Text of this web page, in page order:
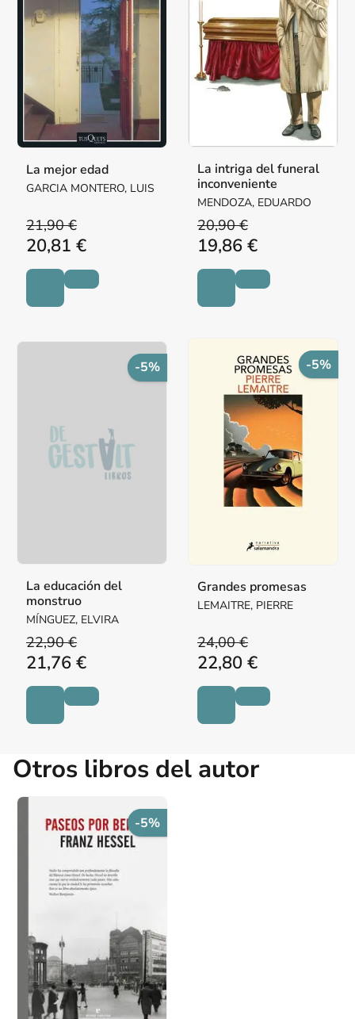
La mejor edad
GARCIA MONTERO, LUIS
21,90 €
20,81 €
La intriga del funeral
inconveniente
MENDOZA, EDUARDO
20,90 €
19,86 €
-5%
La educación del
monstruo
MÍNGUEZ, ELVIRA
22,90 €
21,76 €
-5%
Grandes promesas
LEMAITRE, PIERRE
24,00 €
22,80 €
Otros libros del autor
-5%